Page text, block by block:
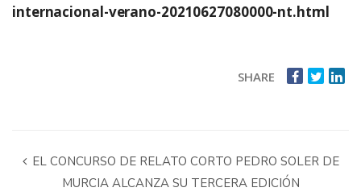
internacional-verano-20210627080000-nt.html
SHARE
EL CONCURSO DE RELATO CORTO PEDRO SOLER DE
MURCIA ALCANZA SU TERCERA EDICIÓN